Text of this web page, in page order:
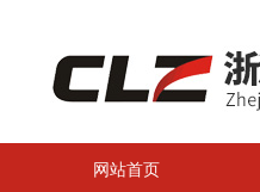
网站首页